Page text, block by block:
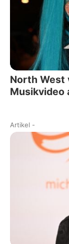
North West
Musikvideo
Artikel -